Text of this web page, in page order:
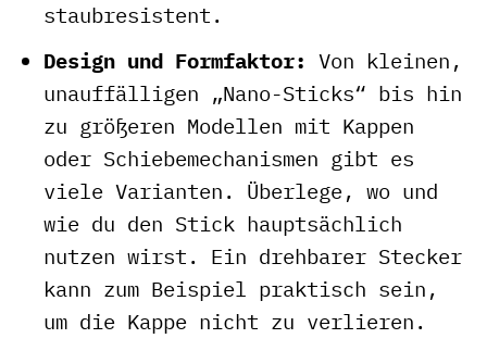
staubresistent.
Design und Formfaktor: Von kleinen,
unauffälligen „Nano-Sticks“ bis hin
zu größeren Modellen mit Kappen
oder Schiebemechanismen gibt es
viele Varianten. Überlege, wo und
wie du den Stick hauptsächlich
nutzen wirst. Ein drehbarer Stecker
kann zum Beispiel praktisch sein,
um die Kappe nicht zu verlieren.